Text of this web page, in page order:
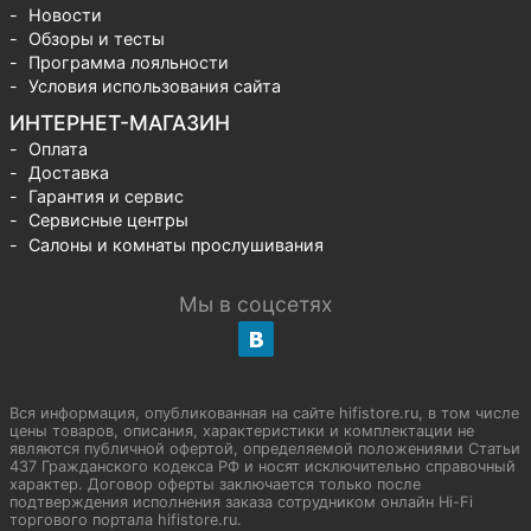
Новости
Обзоры и тесты
Программа лояльности
Условия использования сайта
ИНТЕРНЕТ-МАГАЗИН
Оплата
Доставка
Гарантия и сервис
Сервисные центры
Салоны и комнаты прослушивания
Мы в соцсетях
Вся информация, опубликованная на сайте hifistore.ru, в том числе
цены товаров, описания, характеристики и комплектации не
являются публичной офертой, определяемой положениями Статьи
437 Гражданского кодекса РФ и носят исключительно справочный
характер. Договор оферты заключается только после
подтверждения исполнения заказа сотрудником онлайн Hi-Fi
торгового портала hifistore.ru.